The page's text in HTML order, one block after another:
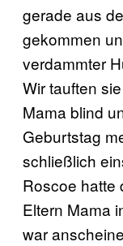
gerade aus
gekommen
verdammter
Wir tauften
Mama blind
Geburtstag
schließlich
Roscoe hatte
Eltern Mama
war